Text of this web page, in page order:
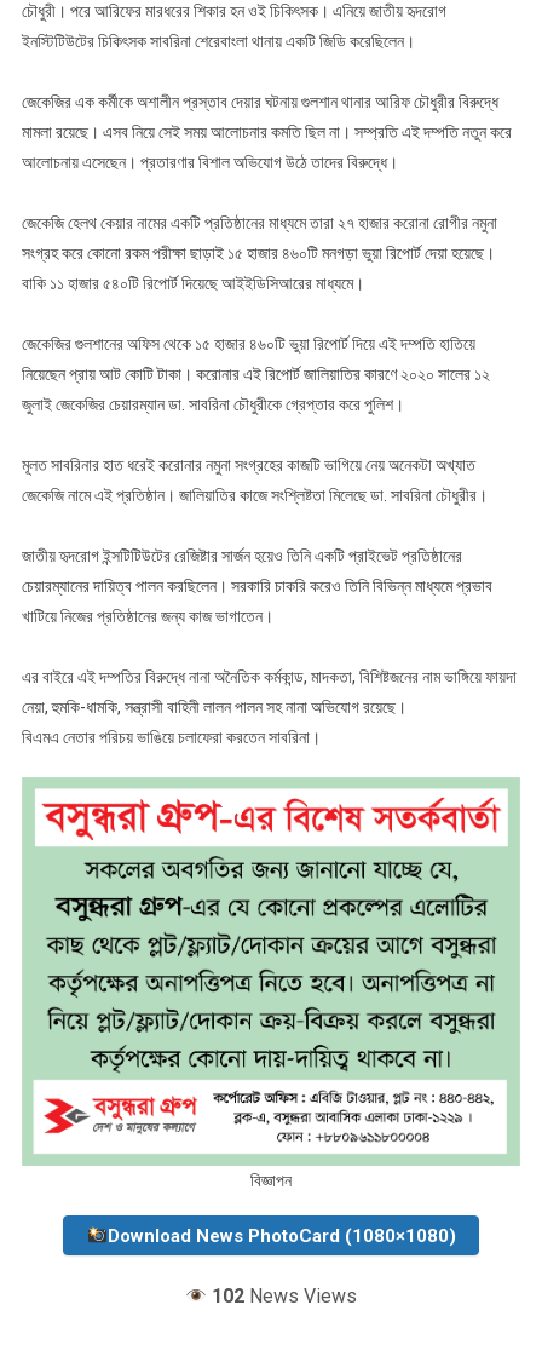
চৌধুরী। পরে আরিফের মারধরের শিকার হন ওই চিকিৎসক। এনিয়ে জাতীয় হৃদরোগ
ইনস্টিটিউটের চিকিৎসক সাবরিনা শেরেবাংলা থানায় একটি জিডি করেছিলেন।
জেকেজির এক কর্মীকে অশালীন প্রস্তাব দেয়ার ঘটনায় গুলশান থানার আরিফ চৌধুরীর বিরুদ্ধে
মামলা রয়েছে। এসব নিয়ে সেই সময় আলোচনার কমতি ছিল না। সম্প্রতি এই দম্পতি নতুন করে
আলোচনায় এসেছেন। প্রতারণার বিশাল অভিযোগ উঠে তাদের বিরুদ্ধে।
জেকেজি হেলথ কেয়ার নামের একটি প্রতিষ্ঠানের মাধ্যমে তারা ২৭ হাজার করোনা রোগীর নমুনা
সংগ্রহ করে কোনো রকম পরীক্ষা ছাড়াই ১৫ হাজার ৪৬০টি মনগড়া ভুয়া রিপোর্ট দেয়া হয়েছে।
বাকি ১১ হাজার ৫৪০টি রিপোর্ট দিয়েছে আইইডিসিআরের মাধ্যমে।
জেকেজির গুলশানের অফিস থেকে ১৫ হাজার ৪৬০টি ভুয়া রিপোর্ট দিয়ে এই দম্পতি হাতিয়ে
নিয়েছেন প্রায় আট কোটি টাকা। করোনার এই রিপোর্ট জালিয়াতির কারণে ২০২০ সালের ১২
জুলাই জেকেজির চেয়ারম্যান ডা. সাবরিনা চৌধুরীকে গ্রেপ্তার করে পুলিশ।
মূলত সাবরিনার হাত ধরেই করোনার নমুনা সংগ্রহের কাজটি ভাগিয়ে নেয় অনেকটা অখ্যাত
জেকেজি নামে এই প্রতিষ্ঠান। জালিয়াতির কাজে সংশ্লিষ্টতা মিলেছে ডা. সাবরিনা চৌধুরীর।
জাতীয় হৃদরোগ ইন্সটিটিউটের রেজিষ্টার সার্জন হয়েও তিনি একটি প্রাইভেট প্রতিষ্ঠানের
চেয়ারম্যানের দায়িত্ব পালন করছিলেন। সরকারি চাকরি করেও তিনি বিভিন্ন মাধ্যমে প্রভাব
খাটিয়ে নিজের প্রতিষ্ঠানের জন্য কাজ ভাগাতেন।
এর বাইরে এই দম্পতির বিরুদ্ধে নানা অনৈতিক কর্মকান্ড, মাদকতা, বিশিষ্টজনের নাম ভাঙ্গিয়ে ফায়দা
নেয়া, হুমকি-ধামকি, সন্ত্রাসী বাহিনী লালন পালন সহ নানা অভিযোগ রয়েছে।
বিএমএ নেতার পরিচয় ভাঙিয়ে চলাফেরা করতেন সাবরিনা।
বিজ্ঞাপন
Download News PhotoCard (1080×1080)
102 News Views